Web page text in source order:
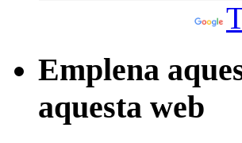
Emplena
aquesta web